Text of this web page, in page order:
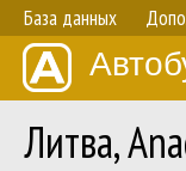
База данных
Литва,